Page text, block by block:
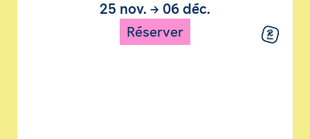
25 nov. → 06 déc.
Réserver